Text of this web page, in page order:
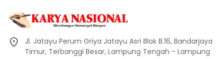
Jl. Jatayu Perum Griya Jatayu Asri Blok B.16, Bandarjaya
Timur, Terbanggi Besar, Lampung Tengah - Lampung